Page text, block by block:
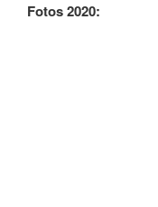
Fotos 2020: